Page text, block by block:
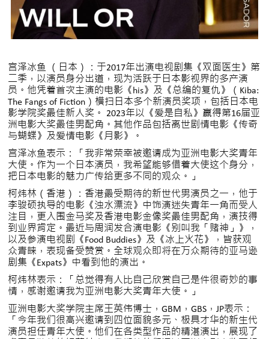
宫泽冰鱼 （日本）：于2017年出演电视剧集《双面医生》第
二季，以演员身分出道，现为活跃于日本影视界的多产演
员。他凭着首次主演的电影《his》及《总编的复仇》（Kiba:
The Fangs of Fiction）横扫日本多个新演员奖项，包括日本电
影学院奖最佳新人奖。 2023年以《爱是自私》赢得第16届亚
洲电影大奖最佳男配角。其他作品包括离世剧情电影《传奇
与蝴蝶》及爱情电影《月影》。
宫泽冰鱼表示：「我非常荣幸被邀请成为亚洲电影大奖青年
大使。作为一个日本演员，我希望能够借着大使这个身分，
把日本电影的魅力广传给更多不同的观众。」
柯炜林（香港）：香港最受期待的新世代男演员之一，他于
李骏硕执导的电影《浊水漂流》中饰演迷失青年一角而受人
注目，更入围金马奖及香港电影金像奖最佳男配角，演技得
到业界肯定。最近与周润发合演电影《别叫我「赌神」》，
以及参演电视剧《Food Buddies》及《冰上火花》，皆获观
众青睐，表现备受赞赏。全球观众即将在万众期待的亚马逊
剧集《Expats》中看到他的演出。
柯炜林表示：「总觉得有人比自己欣赏自己是件很奇妙的事
情，感谢邀请我为亚洲电影大奖青年大使。」
亚洲电影大奖学院主席王英伟博士，GBM，GBS，JP表示：
「今年我们很高兴邀请到四位面貌多元、极具才华的新生代
演员担任青年大使。他们在各类型作品的精湛演出，展现了